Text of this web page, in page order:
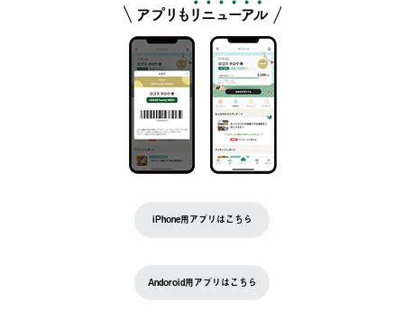
iPhone用アプリはこちら
Andoroid用アプリはこちら